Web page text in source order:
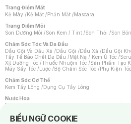
Trang Điểm Mắt
Kẻ Mày /Kẻ Mắt /Phấn Mắt /Mascara
Trang Điểm Môi
Son Dưỡng Môi /Son Kem / Tint /Son Thỏi /Son
Chăm Sóc Tóc Và Da Đầu
Dầu Gội Và Dầu Xả /Dầu Gội /Dầu Xả /Dầu Gội
Tẩy Tế Bào Chết Da Đầu /Mặt Nạ / Kem Ủ Tóc /
Xịt Dưỡng Tóc /Thuốc Nhuộm Tóc /Sản Phẩm Tạo
Máy Sấy Tóc /Lược /Bộ Chăm Sóc Tóc /Phụ Kiện Tóc
Chăm Sóc Cơ Thể
Kem Tẩy Lông /Dụng Cụ Tẩy Lông
Nước Hoa
Nước Hoa Nữ
Chăm Sóc Cá Nhân
BIỂU NGỮ COOKIE
Notice about cookies usage